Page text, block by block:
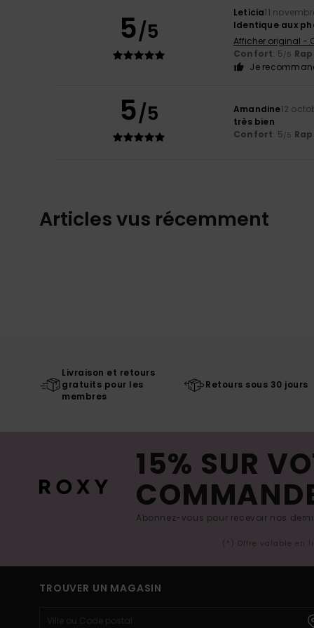
5/5
Leticia11
Identique aux
Afficher original -
Confort: 5/5
Je
5/5 Amandine12
très bien
Confort: 5/5
Articles vus récemment
Livraison et retours
gratuits pour les
membres
Retours sous 30 jours
15% SUR
Abonnez-vous pour recevoir nos
(*) Offre valable en
TROUVER UN MAGASIN